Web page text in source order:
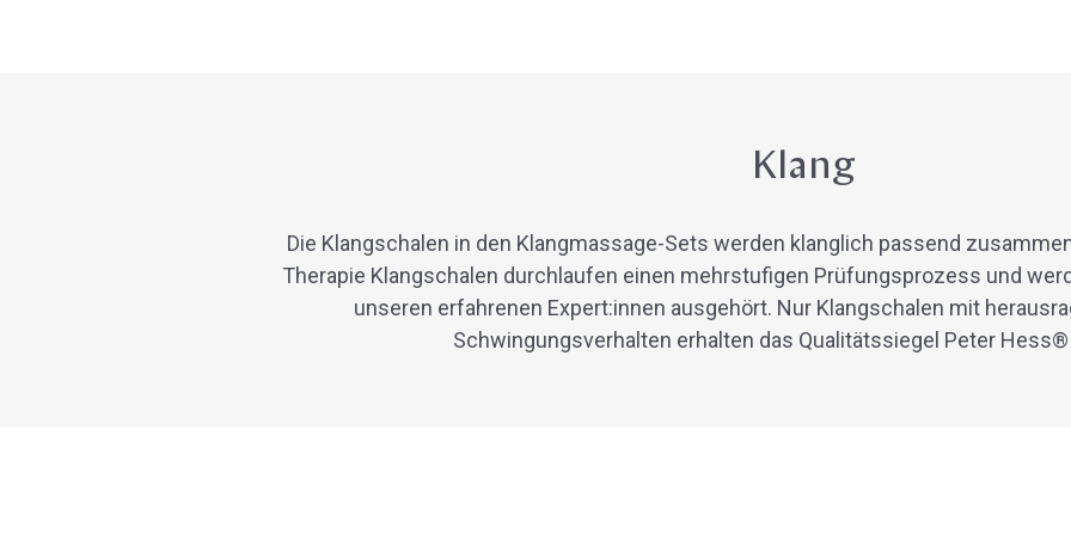
Klang
Die Klangschalen in den Klangmassage-Sets werden klanglich passend
Therapie Klangschalen durchlaufen einen mehrstufigen Prüfungsprozess und
unseren erfahrenen Expert:innen ausgehört. Nur Klangschalen mit
Schwingungsverhalten erhalten das Qualitätssiegel Peter Hess®